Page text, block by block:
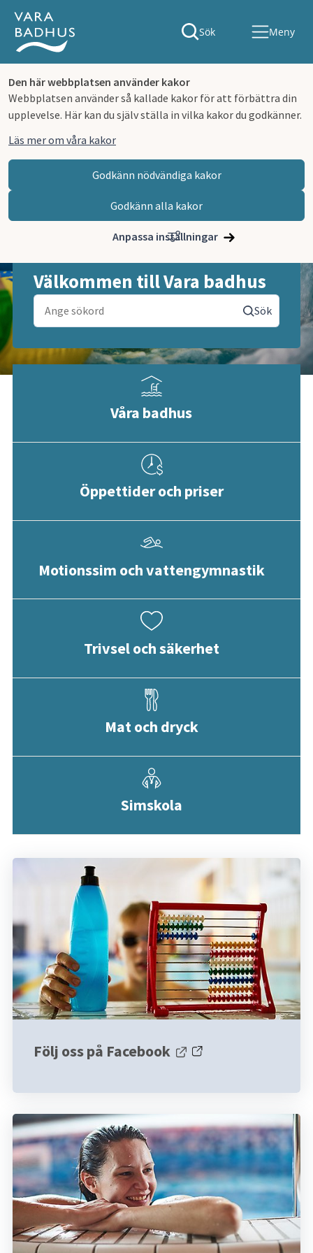
Den här webbplatsen använder kakor
Webbplatsen använder så kallade kakor för att förbättra din
upplevelse. Här kan du själv ställa in vilka kakor du godkänner.
Läs mer om våra kakor
Godkänn nödvändiga kakor
Godkänn alla kakor
Anpassa inställningar
Sök Meny
Välkommen till Vara badhus
Sök
Våra badhus
Öppettider och priser
Motionssim och vattengymnastik
Trivsel och säkerhet
Mat och dryck
Simskola
Följ oss på Facebook
Länk till annan webbplats.